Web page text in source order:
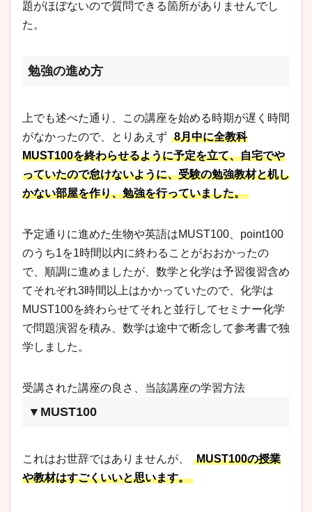
題がほぼないので質問できる箇所がありませんでし
た。
勉強の進め方
上でも述べた通り、この講座を始める時期が遅く時間
がなかったので、とりあえず 8月中に全教科
MUST100を終わらせるように予定を立て、自宅でや
っていたので怠けないように、受験の勉強教材と机し
かない部屋を作り、勉強を行っていました。
予定通りに進めた生物や英語はMUST100、point100
のうち1を1時間以内に終わることがおおかったの
で、順調に進めましたが、数学と化学は予習復習含め
てそれぞれ3時間以上はかかっていたので、化学は
MUST100を終わらせてそれと並行してセミナー化学
で問題演習を積み、数学は途中で断念して参考書で独
学しました。
受講された講座の良さ、当該講座の学習方法
▼MUST100
これはお世辞ではありませんが、
MUST100の授業
や教材はすごくいいと思います。